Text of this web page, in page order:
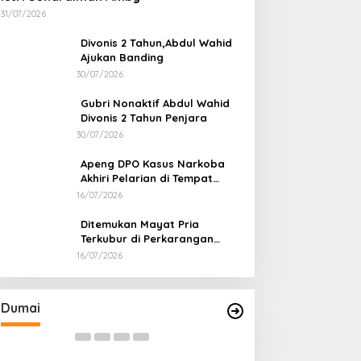
31/07/2026
Divonis 2 Tahun,Abdul Wahid
Ajukan Banding
30/07/2026
Gubri Nonaktif Abdul Wahid
Divonis 2 Tahun Penjara
30/07/2026
Apeng DPO Kasus Narkoba
Akhiri Pelarian di Tempat
Persembunyiannya di Kampar
16/07/2026
Ditemukan Mayat Pria
Terkubur di Perkarangan
Rumah
16/07/2026
Dumai
Diselundupkan ke Pulau Jawa
Di Dumai